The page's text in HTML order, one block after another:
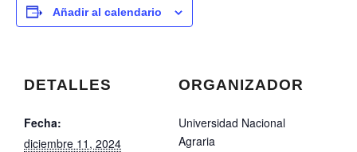
Añadir al calendario
DETALLES
Fecha:
diciembre 11, 2024
ORGANIZADOR
Universidad Nacional
Agraria